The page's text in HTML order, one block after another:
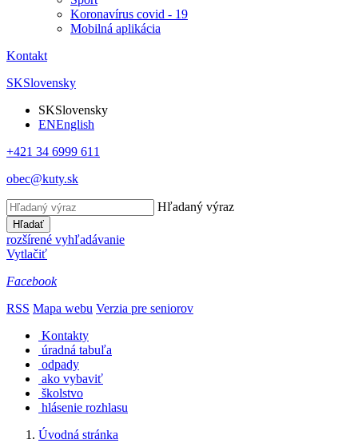
Koronavírus covid - 19
Mobilná aplikácia
Kontakt
SKSlovensky
SKSlovensky
ENEnglish
+421 34 6999 611
obec@kuty.sk
Hľadaný výraz
Hľadať
rozšírené vyhľadávanie
Vytlačiť
Facebook
RSS Mapa webu Verzia pre seniorov
Kontakty
úradná tabuľa
odpady
ako vybaviť
školstvo
hlásenie rozhlasu
Úvodná stránka